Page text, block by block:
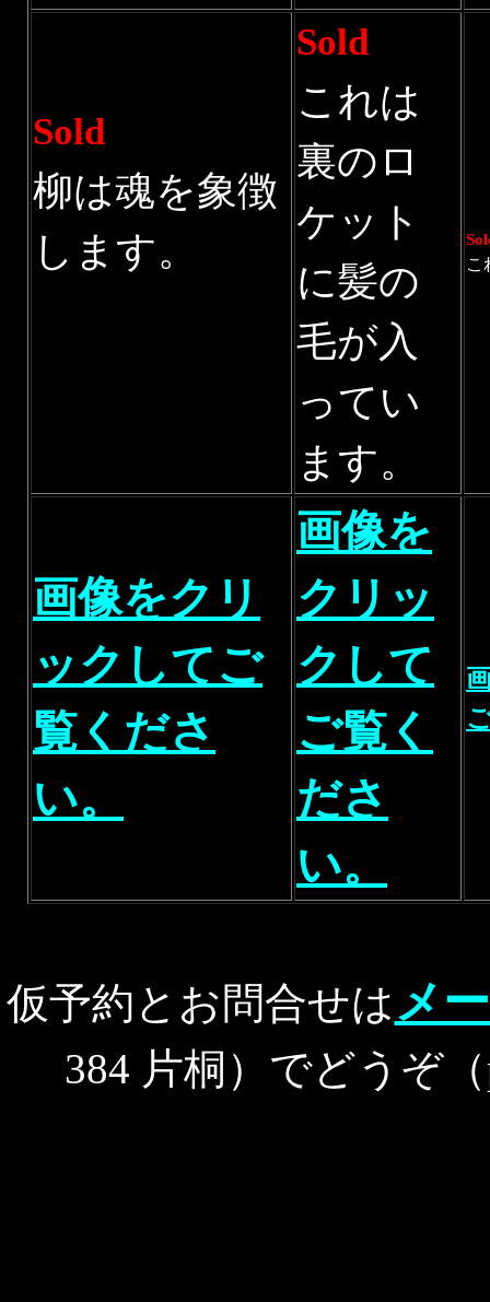
Sold
柳は魂を象徴
します。
Sold
これは
裏のロ
ケット
に髪の
毛が入
ってい
ます。
こ
画像をクリ
ックしてご
覧くださ
い。
画像を
クリッ
クして
ご覧く
ださ
い。
仮予約とお問合せはメ
384 片桐）でどうぞ